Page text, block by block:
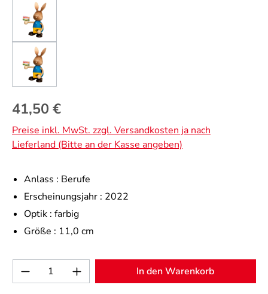
Regulärer Preis:
41,50 €
Preise inkl. MwSt. zzgl. Versandkosten ja nach
Lieferland (Bitte an der Kasse angeben)
Anlass : Berufe
Erscheinungsjahr : 2022
Optik : farbig
Größe : 11,0 cm
Produkt Anzahl: Gib den gewünschten
In den Warenkorb